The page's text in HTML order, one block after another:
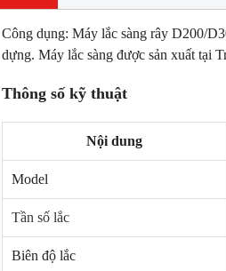
Công dụng: Máy lắc sàng rây D200/
dựng. Máy lắc sàng được sản xuất tại
Thông số kỹ thuật
Nội dung
Model
Tần số lắc
Biên độ lắc